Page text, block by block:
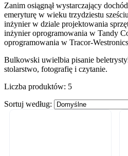
Zanim osiągnął wystarczający
emeryturę w wieku trzydziestu
inżynier w dziale projektowania
inżynier oprogramowania w Tandy
oprogramowania w Tracor-
Bulkowski uwielbia pisanie
stolarstwo, fotografię i czytanie.
Liczba produktów: 5
Sortuj według: